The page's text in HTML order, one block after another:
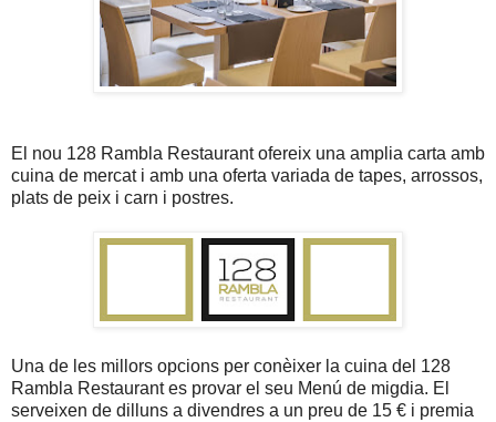
El nou 128 Rambla Restaurant ofereix una amplia carta amb
cuina de mercat i amb una oferta variada de tapes, arrossos,
plats de peix i carn i postres.
Una de les millors opcions per conèixer la cuina del 128
Rambla Restaurant es provar el seu Menú de migdia. El
serveixen de dilluns a divendres a un preu de 15 € i premia